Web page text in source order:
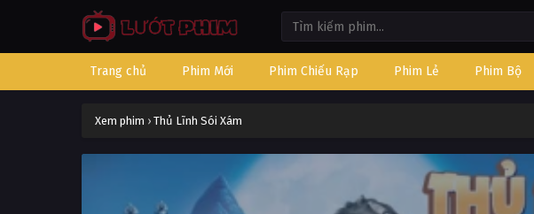
Trang chủ Phim Mới Phim Chiếu Rạp Phim Lẻ Phim Bộ
Xem phim › Thủ Lĩnh Sói Xám